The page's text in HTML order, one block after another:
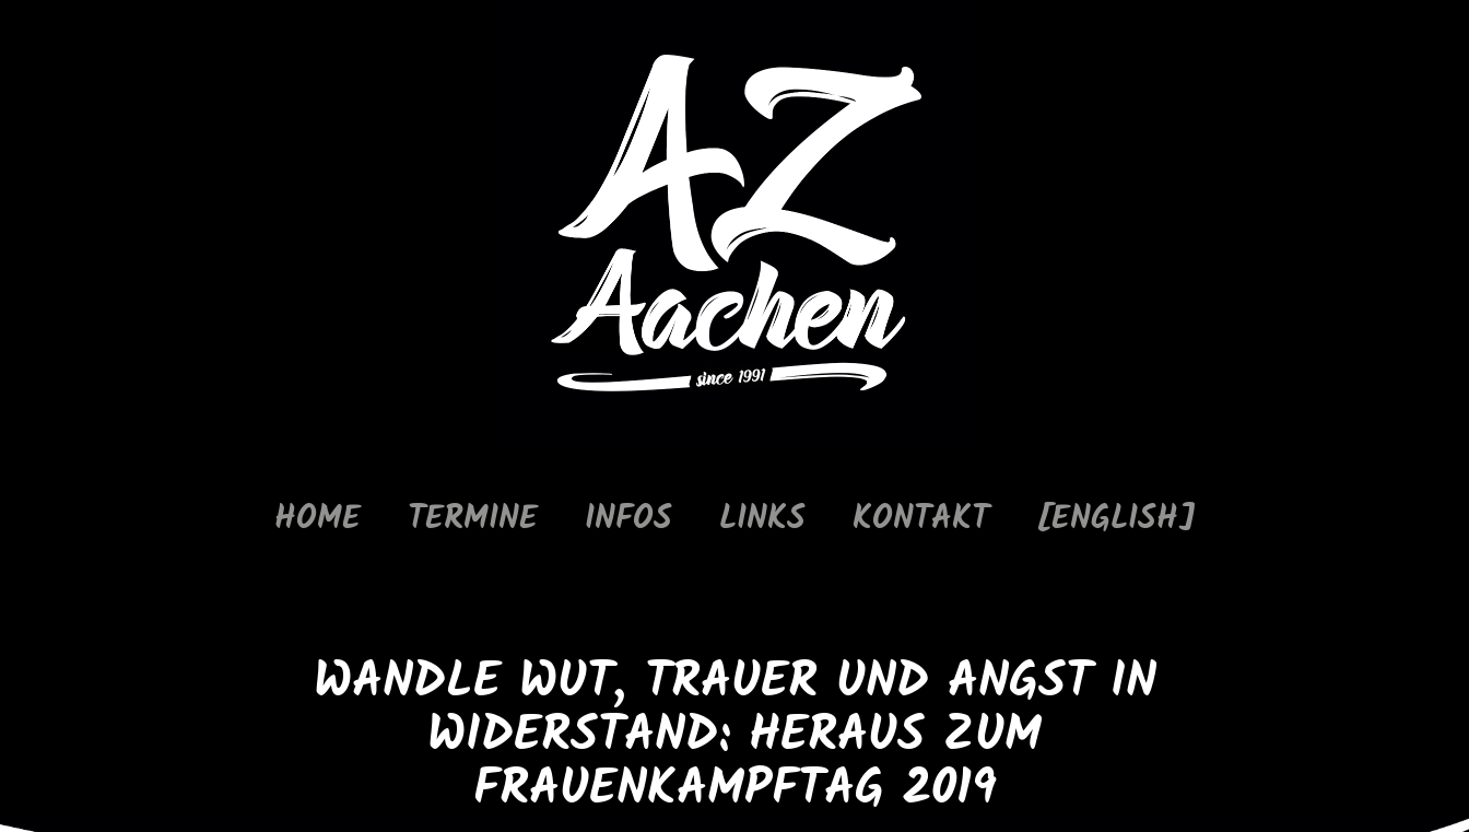
HOME TERMINE INFOS LINKS KONTAKT [ENGLISH]
WANDLE WUT, TRAUER UND ANGST IN
WIDERSTAND: HERAUS ZUM
FRAUENKAMPFTAG 2019